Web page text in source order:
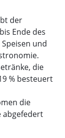
der
Ende des
und
die
% besteuert
die
abgefedert